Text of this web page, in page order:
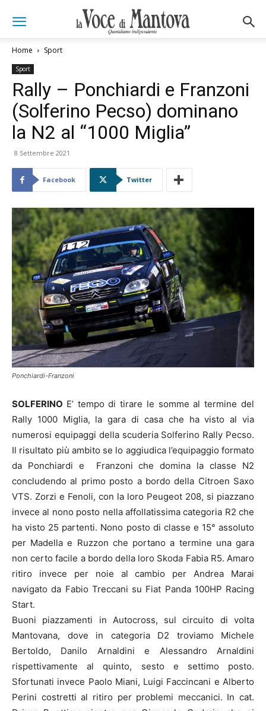
Home Sport
Sport
Rally – Ponchiardi e Franzoni
(Solferino Pecso) dominano
la N2 al “1000 Miglia”
8 Settembre 2021
Facebook Twitter
Ponchiardi-Franzoni
SOLFERINO E’ tempo di tirare le somme al termine del
Rally 1000 Miglia, la gara di casa che ha visto al via
numerosi equipaggi della scuderia Solferino Rally Pecso.
Il risultato più ambito se lo aggiudica l’equipaggio formato
da Ponchiardi e Franzoni che domina la classe N2
concludendo al primo posto a bordo della Citroen Saxo
VTS. Zorzi e Fenoli, con la loro Peugeot 208, si piazzano
invece al nono posto nella affollatissima categoria R2 che
ha visto 25 partenti. Nono posto di classe e 15° assoluto
per Madella e Ruzzon che portano a termine una gara
non certo facile a bordo della loro Skoda Fabia R5. Amaro
ritiro invece per noie al cambio per Andrea Marai
navigato da Fabio Treccani su Fiat Panda 100HP Racing
Start.
Buoni piazzamenti in Autocross, sul circuito di volta
Mantovana, dove in categoria D2 troviamo Michele
Bertoldo, Danilo Arnaldini e Alessandro Arnaldini
rispettivamente al quinto, sesto e settimo posto.
Sfortunati invece Paolo Miani, Luigi Faccincani e Alberto
Perini costretti al ritiro per problemi meccanici. In cat.